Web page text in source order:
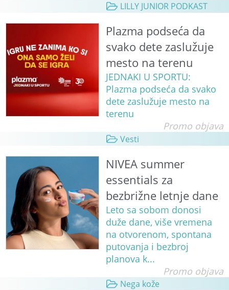
LILLY JUNIOR PODKAST
Plazma podseća da
svako dete zaslužuje
mesto na terenu
JEDNAKI U SPORTU:
Plazma podseća da svako
dete zaslužuje mesto na
terenu
Promo objava
Vesti
NIVEA summer
essentials za
bezbrižne letnje dane
Leto sa sobom donosi
duže dane, više vremena
na otvorenom, spontana
putovanja i bezbroj
planova k...
Promo objava
Nega kože